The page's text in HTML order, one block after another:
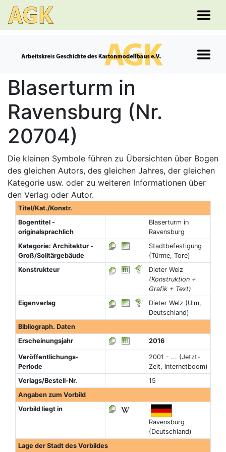
Blaserturm in
Ravensburg (Nr.
20704)
Die kleinen Symbole führen zu Übersichten über Bogen
des gleichen Autors, des gleichen Jahres, der gleichen
Kategorie usw. oder zu weiteren Informationen über
den Verlag oder Autor.
Titel/Kat./Konstr.
Bogentitel -
originalsprachlich
Blaserturm in
Ravensburg
Kategorie: Architektur -
Groß/Solitärgebäude
Stadtbefestigung
(Türme, Tore)
Konstrukteur
Dieter Welz
(Konstruktion +
Grafik + Text)
Eigenverlag
Dieter Welz (Ulm,
Deutschland)
Bibliograph. Daten
Erscheinungsjahr
2016
Veröffentlichungs-
Periode
2001 - ... (Jetzt-
Zeit, Internetboom)
Verlags/Bestell-Nr.
15
Angaben zum Vorbild
Vorbild liegt in
Ravensburg
(Deutschland)
Lage der Stadt des Vorbildes